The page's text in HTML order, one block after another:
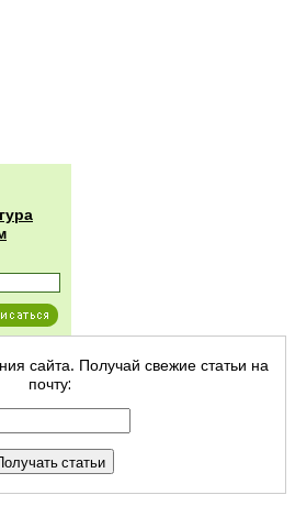
сайта. Получай свежие статьи на
почту: